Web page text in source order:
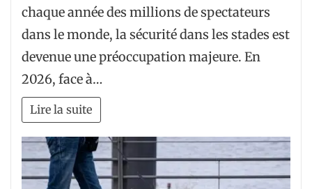
chaque année des millions de spectateurs
dans le monde, la sécurité dans les stades est
devenue une préoccupation majeure. En
2026, face à…
Lire la suite